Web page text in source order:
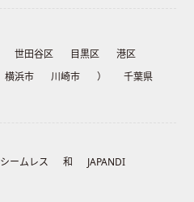
世田谷区 目黒区
港区
横浜市 川崎市 ）
千葉県
シームレス 和
JAPANDI